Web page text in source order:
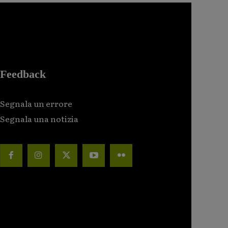
Feedback
Segnala un errore
Segnala una notizia